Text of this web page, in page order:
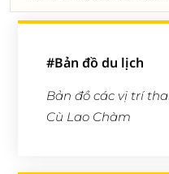
#Bản đồ du lịch
Bản đồ các vị trí
Cù Lao Chàm